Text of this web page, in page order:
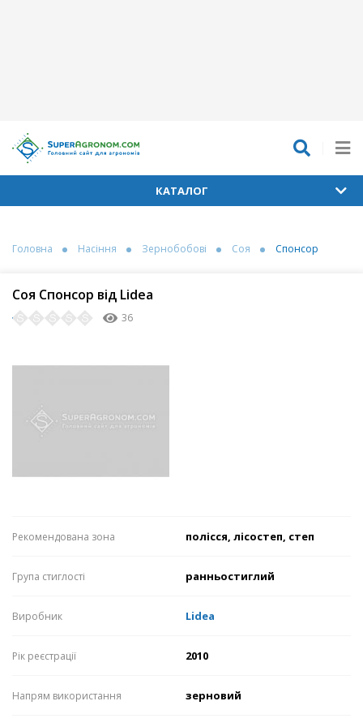
КАТАЛОГ
Головна Насіння Зернобобові Соя Спонсор
Соя Спонсор від Lidea
36
Рекомендована зона полісся, лісостеп, степ
Група стиглості ранньостиглий
Виробник Lidea
Рік реєстрації 2010
Напрям використання зерновий